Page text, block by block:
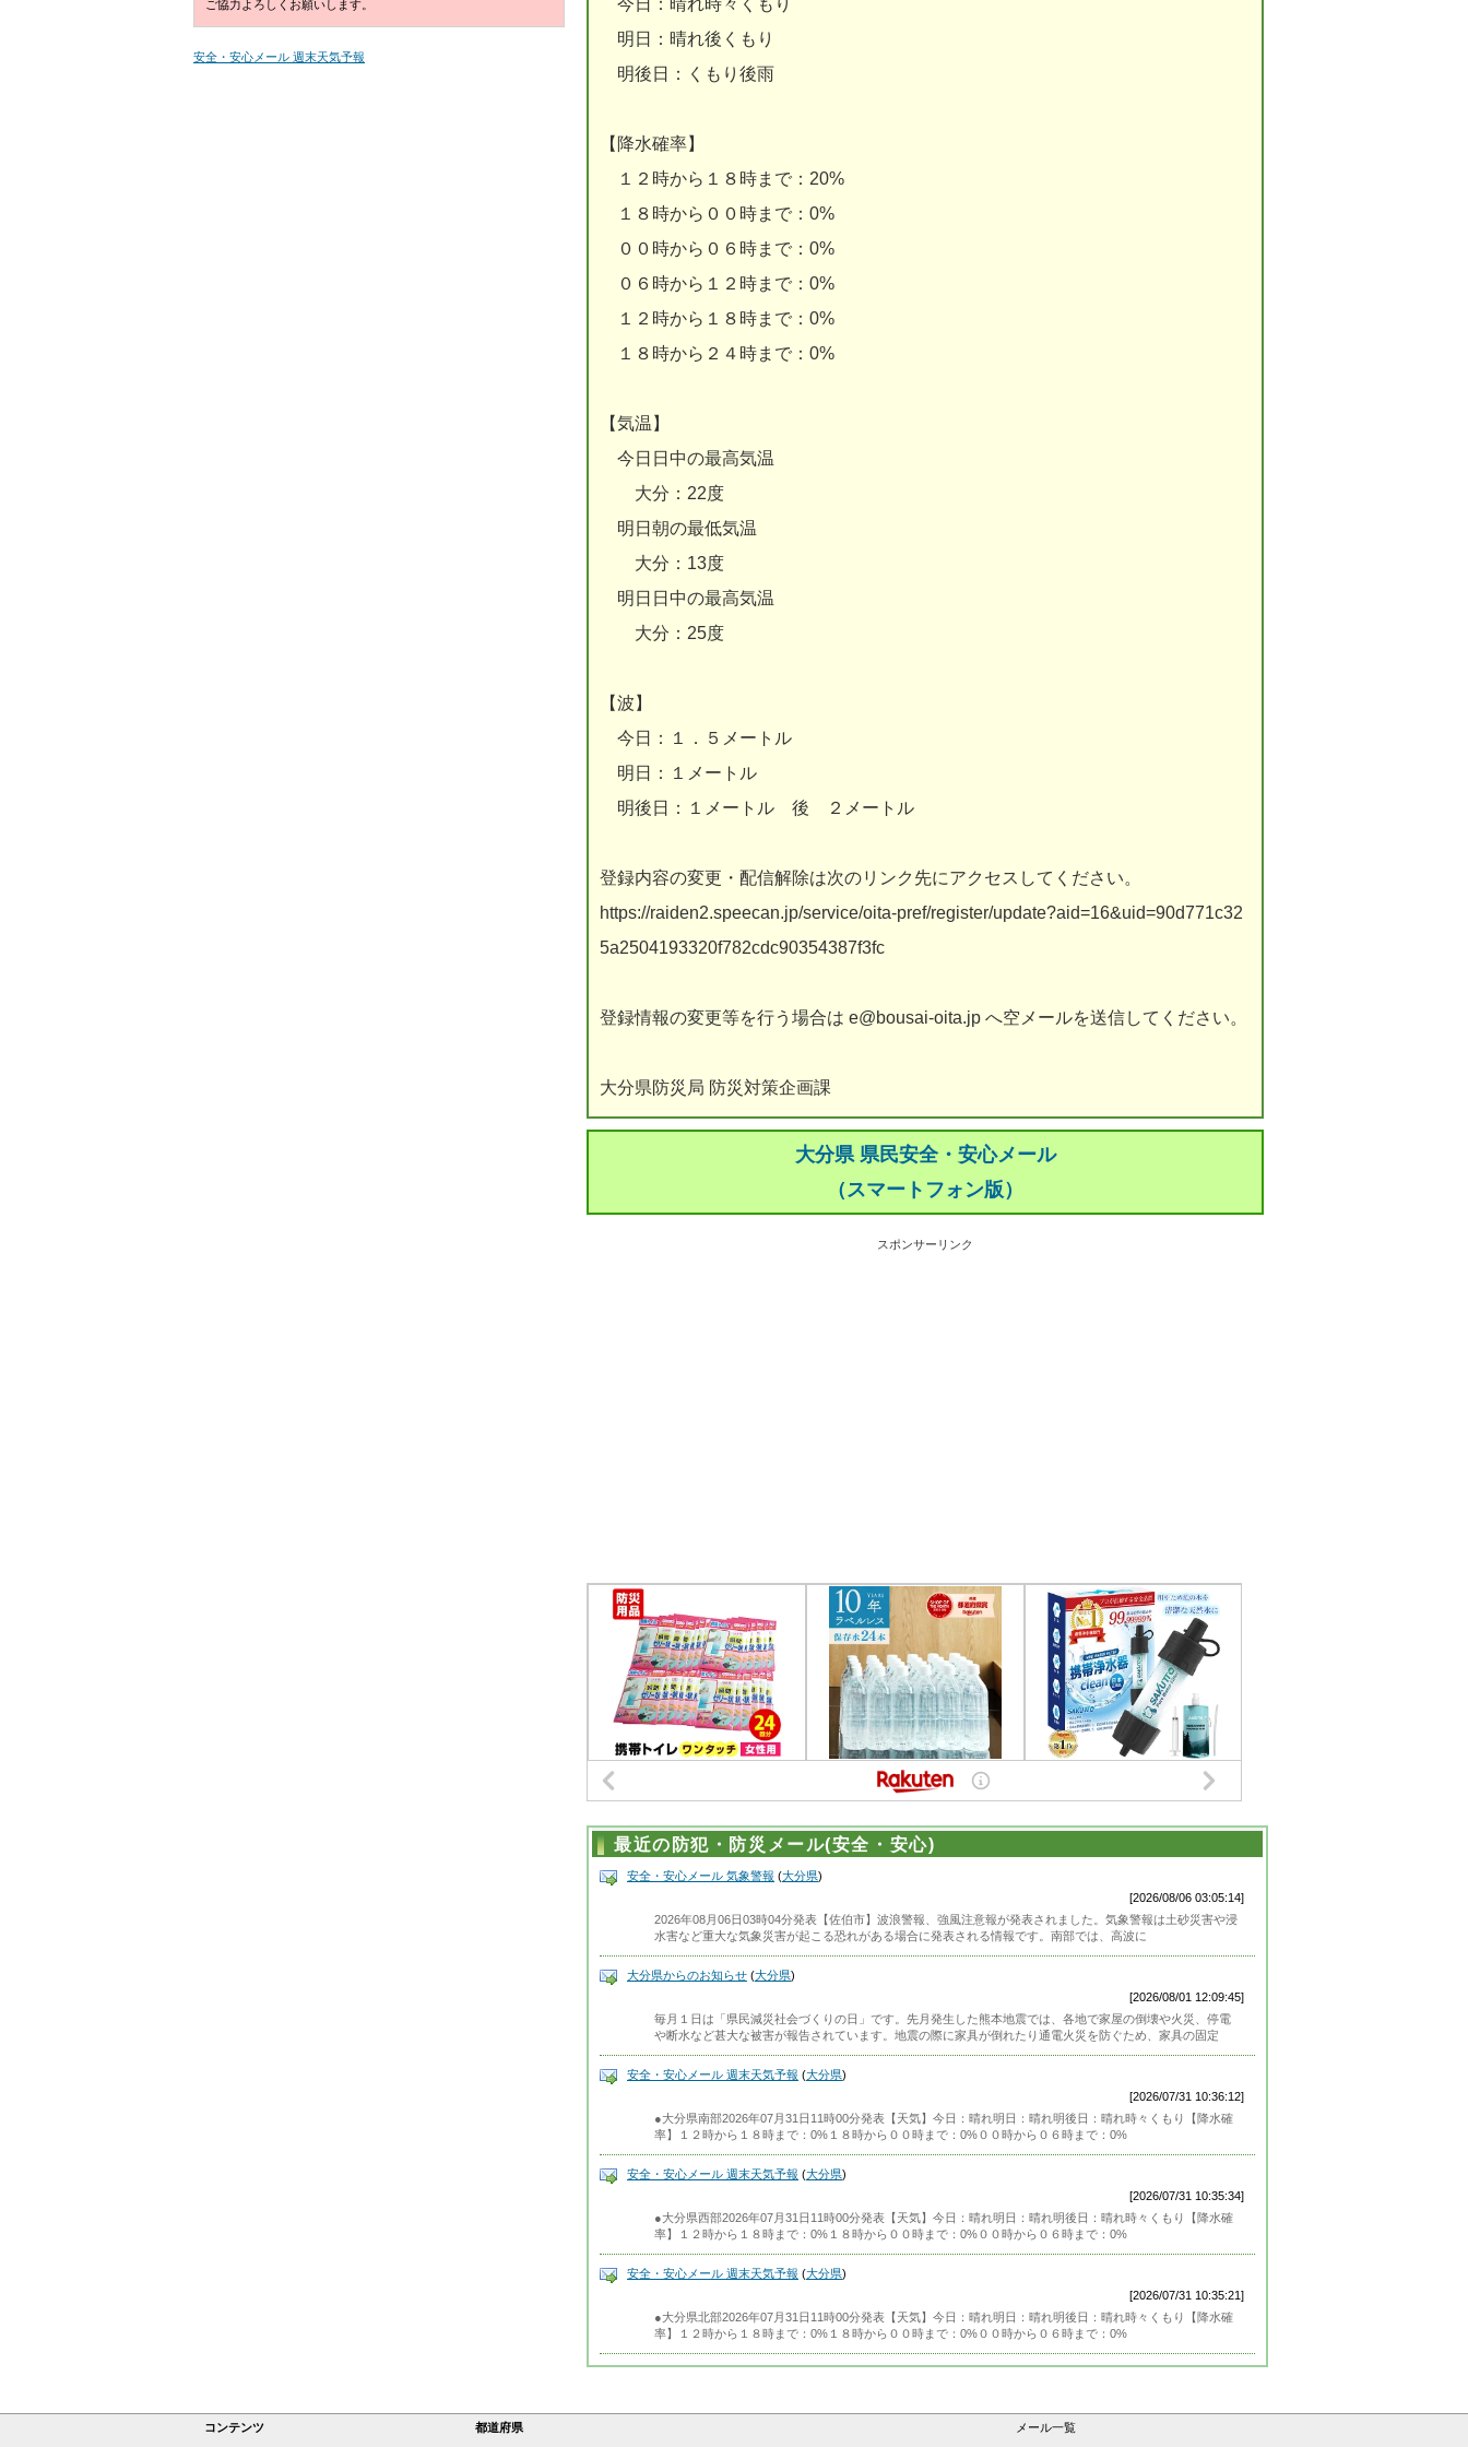
今日：晴れ時々くもり
明日：晴れ後くもり
明後日：くもり後雨
【降水確率】
１２時から１８時まで：20%
１８時から００時まで：0%
００時から０６時まで：0%
０６時から１２時まで：0%
１２時から１８時まで：0%
１８時から２４時まで：0%
【気温】
今日日中の最高気温
大分：22度
明日朝の最低気温
大分：13度
明日日中の最高気温
大分：25度
【波】
今日：１．５メートル
明日：１メートル
明後日：１メートル 後 ２メートル
登録内容の変更・配信解除は次のリンク先にアクセスしてください。
https://raiden2.speecan.jp/service/oita-pref/register/update?aid=16&uid=90d771c32
5a2504193320f782cdc90354387f3fc
登録情報の変更等を行う場合は e@bousai-oita.jp へ空メールを送信してください。
大分県防災局 防災対策企画課
大分県 県民安全・安心メール
（スマートフォン版）
スポンサーリンク
最近の防犯・防災メール(安全・安心)
安全・安心メール 気象警報 (大分県)
[2026/08/06 03:05:14]
2026年08月06日03時04分発表【佐伯市】波浪警報、強風注意報が発表されました。気象警報は土砂災害や浸
水害など重大な気象災害が起こる恐れがある場合に発表される情報です。南部では、高波に
大分県からのお知らせ (大分県)
[2026/08/01 12:09:45]
毎月１日は「県民減災社会づくりの日」です。先月発生した熊本地震では、各地で家屋の倒壊や火災、停電
や断水など甚大な被害が報告されています。地震の際に家具が倒れたり通電火災を防ぐため、家具の固定
安全・安心メール 週末天気予報 (大分県)
[2026/07/31 10:36:12]
●大分県南部2026年07月31日11時00分発表【天気】今日：晴れ明日：晴れ明後日：晴れ時々くもり【降水確
率】１２時から１８時まで：0%１８時から００時まで：0%００時から０６時まで：0%
安全・安心メール 週末天気予報 (大分県)
[2026/07/31 10:35:34]
●大分県西部2026年07月31日11時00分発表【天気】今日：晴れ明日：晴れ明後日：晴れ時々くもり【降水確
率】１２時から１８時まで：0%１８時から００時まで：0%００時から０６時まで：0%
安全・安心メール 週末天気予報 (大分県)
[2026/07/31 10:35:21]
●大分県北部2026年07月31日11時00分発表【天気】今日：晴れ明日：晴れ明後日：晴れ時々くもり【降水確
率】１２時から１８時まで：0%１８時から００時まで：0%００時から０６時まで：0%
ご協力よろしくお願いします。
安全・安心メール 週末天気予報
コンテンツ 都道府県 メール一覧